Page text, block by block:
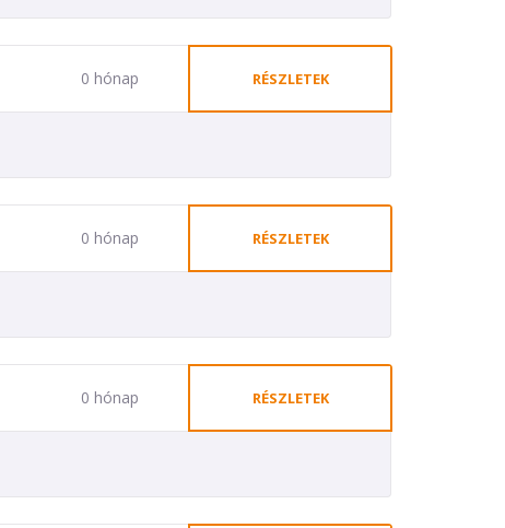
0 hónap RÉSZLETEK
0 hónap RÉSZLETEK
0 hónap RÉSZLETEK